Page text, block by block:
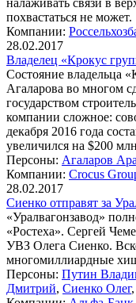
налаживать связи в
похвастаться не может.
Компании:
28.02.2017
Владелец «Крокус
Состояние владельца
Агаларова во многом
государством
компании сложное:
декабря 2016 года
увеличился на $200
Персоны: Агаларов
Компании: Crocus
28.02.2017
Сиенко отправят за
«Уралвагонзавод»
«Ростеха». Сергей
УВЗ Олега Сиенко.
многомиллиардные
Персоны: Путин
Дмитрий, Сиенко Олег,